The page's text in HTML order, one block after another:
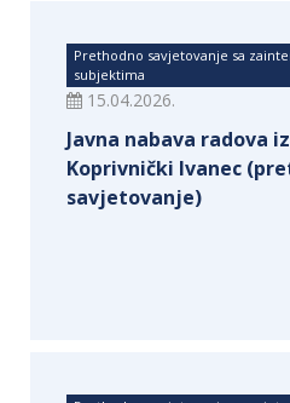
Prethodno savjetovanje sa
subjektima
15.04.2026.
Javna nabava radova
Koprivnički Ivanec
savjetovanje)